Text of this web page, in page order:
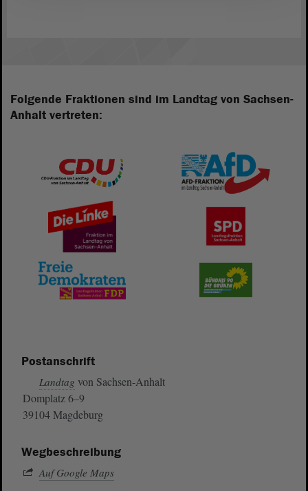
Folgende Fraktionen sind im Landtag von Sachsen-
Anhalt vertreten:
Postanschrift
Landtag von Sachsen-Anhalt
Domplatz 6–9
39104 Magdeburg
Wegbeschreibung
Auf Google Maps